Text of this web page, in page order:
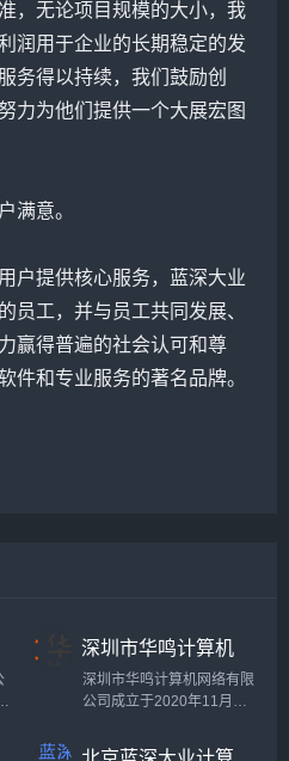
，无论项目规模的大小，我
润用于企业的长期稳定的发
务得以持续，我们鼓励创
力为他们提供一个大展宏图
满意。
户提供核心服务，蓝深大业
员工，并与员工共同发展、
赢得普遍的社会认可和尊
件和专业服务的著名品牌。
深圳市华鸣计算机
网络有限公司
深圳市华鸣计算机网络有限
公司成立于2020年11月，
华区一家集高端技术软件开